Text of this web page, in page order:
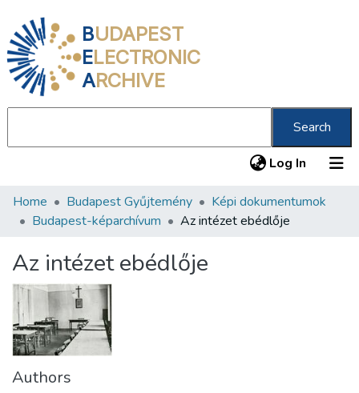
BUDAPEST
ELECTRONIC
ARCHIVE
Search
Log In (current)
Communities & Collections
Statistics
About us
Home Budapest Gyűjtemény
Képi dokumentumok
Budapest-képarchívum
Az intézet ebédlője
Az intézet ebédlője
Authors